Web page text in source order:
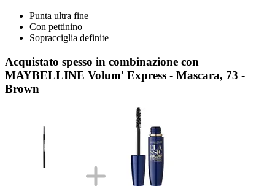
Punta ultra fine
Con pettinino
Sopracciglia definite
Acquistato spesso in combinazione con
MAYBELLINE Volum' Express - Mascara, 73 -
Brown